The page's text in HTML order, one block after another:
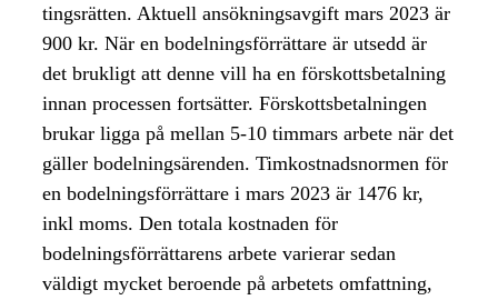
tingsrätten. Aktuell ansökningsavgift mars 2023 är
900 kr. När en bodelningsförrättare är utsedd är
det brukligt att denne vill ha en förskottsbetalning
innan processen fortsätter. Förskottsbetalningen
brukar ligga på mellan 5-10 timmars arbete när det
gäller bodelningsärenden. Timkostnadsnormen för
en bodelningsförrättare i mars 2023 är 1476 kr,
inkl moms. Den totala kostnaden för
bodelningsförrättarens arbete varierar sedan
väldigt mycket beroende på arbetets omfattning,